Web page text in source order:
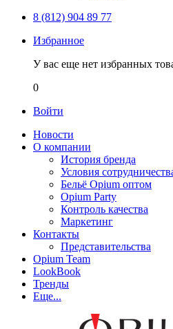
8 (812) 904 89 77
Избранное
У вас еще нет избранных
0
Войти
Новости
О компании
История бренда
Условия
Бельё Opium оптом
Opium Party
Контроль качества
Маркетинг
Контакты
Представительства
Opium Team
LookBook
Тренды
Еще...